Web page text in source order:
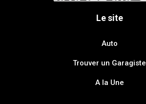
Le site
Auto
Trouver un Garagiste
A la Une